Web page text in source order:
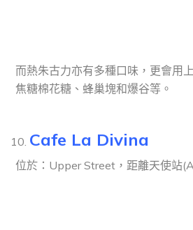
而熱朱古力亦有多種口味，更會用
焦糖棉花糖、蜂巢塊和爆谷等。
Cafe La Divina
位於：Upper Street，距離天使站